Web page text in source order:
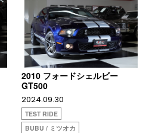
2010 フォードシェルビー
GT500
2024.09.30
TEST RIDE
BUBU / ミツオカ